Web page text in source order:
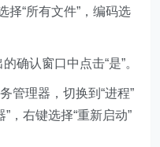
择“所有文件”，编码选
确认窗口中点击“是”。
管理器，切换到“进程”
，右键选择“重新启动”